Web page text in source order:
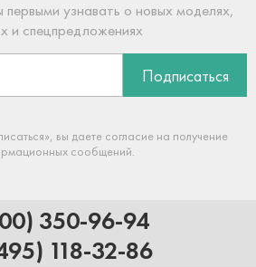
узнавать о новых моделях,
и спецпредложениях
Подписаться
вы даете согласие на получение
сообщений.
350-96-94
118-32-86